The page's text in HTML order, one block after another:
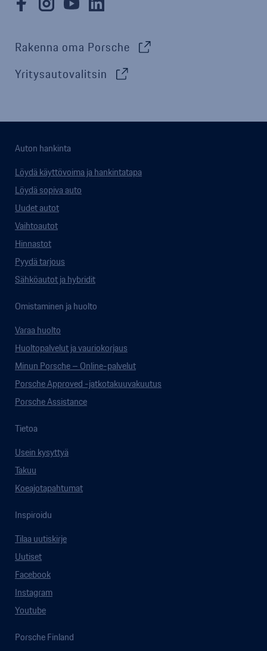
Rakenna oma Porsche
Yritysautovalitsin
Auton hankinta
Löydä käyttövoima ja hankintatapa
Löydä sopiva auto
Uudet autot
Vaihtoautot
Hinnastot
Pyydä tarjous
Sähköautot ja hybridit
Omistaminen ja huolto
Varaa huolto
Huoltopalvelut ja vauriokorjaus
Minun Porsche – Online-palvelut
Porsche Approved -jatkotakuuvakuutus
Porsche Assistance
Tietoa
Usein kysyttyä
Takuu
Koeajotapahtumat
Inspiroidu
Tilaa uutiskirje
Uutiset
Facebook
Instagram
Youtube
Porsche Finland